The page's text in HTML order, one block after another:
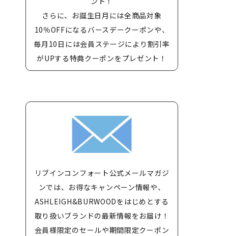
さらに、お誕生日月には全商品対象
10％OFFになるバースデークーポンや、
毎月10日には会員ステージにより割引率
がUPする特典クーポンをプレゼント！
リブインコンフォート公式メールマガジ
ンでは、お得なキャンペーン情報や、
ASHLEIGH&BURWOODをはじめとする
取り扱いブランドの最新情報をお届け！
会員様限定のセールや期間限定クーポン